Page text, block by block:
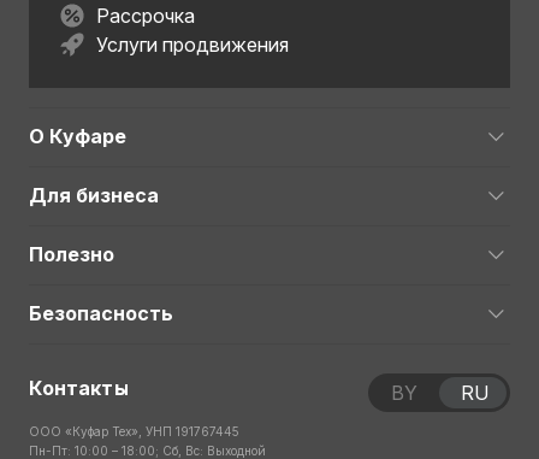
Рассрочка
Услуги продвижения
О Куфаре
Для бизнеса
Полезно
Безопасность
Контакты
ООО «Куфар Тех», УНП 191767445
Пн-Пт: 10:00 – 18:00; Сб, Вс: Выходной
BY RU